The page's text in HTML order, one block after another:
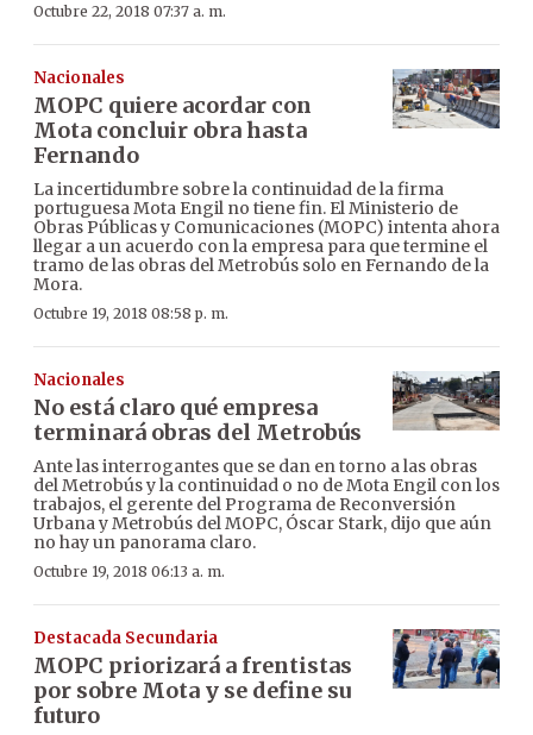
Octubre 22, 2018 07:37 a. m.
Nacionales
MOPC quiere acordar con
Mota concluir obra hasta
Fernando
La incertidumbre sobre la continuidad de la firma
portuguesa Mota Engil no tiene fin. El Ministerio de
Obras Públicas y Comunicaciones (MOPC) intenta ahora
llegar a un acuerdo con la empresa para que termine el
tramo de las obras del Metrobús solo en Fernando de la
Mora.
Octubre 19, 2018 08:58 p. m.
Nacionales
No está claro qué empresa
terminará obras del Metrobús
Ante las interrogantes que se dan en torno a las obras
del Metrobús y la continuidad o no de Mota Engil con los
trabajos, el gerente del Programa de Reconversión
Urbana y Metrobús del MOPC, Óscar Stark, dijo que aún
no hay un panorama claro.
Octubre 19, 2018 06:13 a. m.
Destacada Secundaria
MOPC priorizará a frentistas
por sobre Mota y se define su
futuro